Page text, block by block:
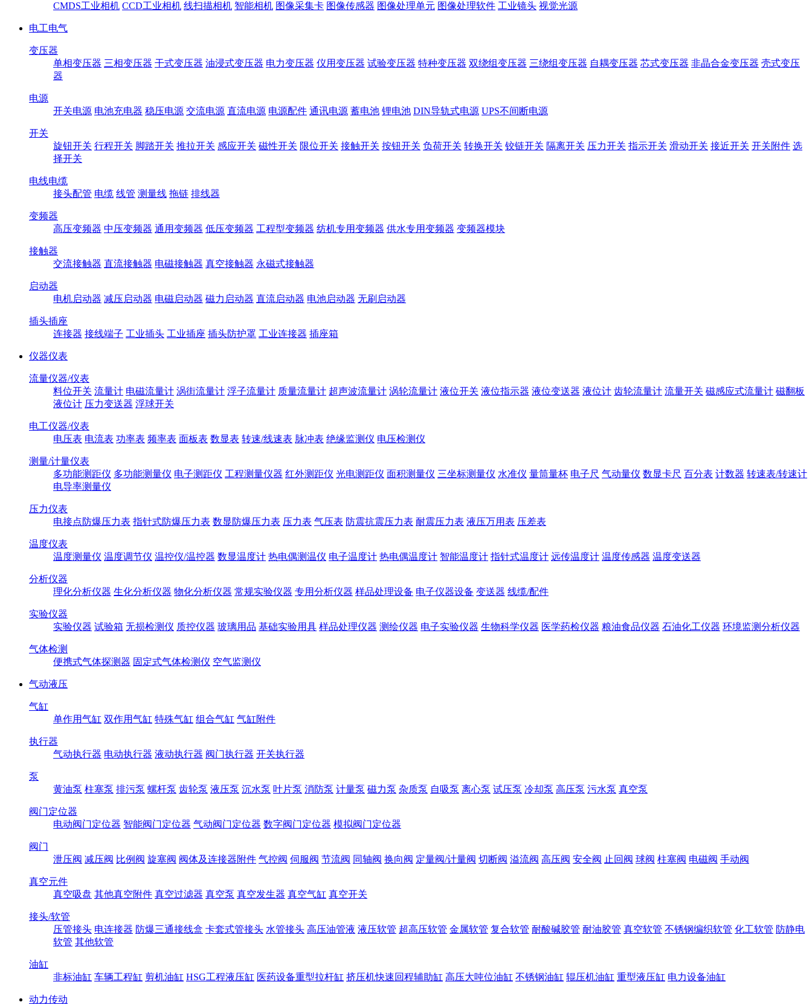
CMDS工业相机 CCD工业相机 线扫描相机 智能相机 图像采集卡 图像传感器 图像处理单元 图像处理软件 工业镜头 视觉光源
电工电气
变压器
单相变压器 三相变压器 干式变压器 油浸式变压器 电力变压器 仪用变压器 试验变压器 特种变压器 双绕组变压器 三绕组变压器 自耦变压器 芯式变压器 非晶合金变压器 壳式变压
器
电源
开关电源 电池充电器 稳压电源 交流电源 直流电源 电源配件 通讯电源 蓄电池 锂电池 DIN导轨式电源 UPS不间断电源
开关
旋钮开关 行程开关 脚踏开关 推拉开关 感应开关 磁性开关 限位开关 接触开关 按钮开关 负荷开关 转换开关 铰链开关 隔离开关 压力开关 指示开关 滑动开关 接近开关 开关附件 选
择开关
电线电缆
接头配管 电缆 线管 测量线 拖链 排线器
变频器
高压变频器 中压变频器 通用变频器 低压变频器 工程型变频器 纺机专用变频器 供水专用变频器 变频器模块
接触器
交流接触器 直流接触器 电磁接触器 真空接触器 永磁式接触器
启动器
电机启动器 减压启动器 电磁启动器 磁力启动器 直流启动器 电池启动器 无刷启动器
插头插座
连接器 接线端子 工业插头 工业插座 插头防护罩 工业连接器 插座箱
仪器仪表
流量仪器/仪表
料位开关 流量计 电磁流量计 涡街流量计 浮子流量计 质量流量计 超声波流量计 涡轮流量计 液位开关 液位指示器 液位变送器 液位计 齿轮流量计 流量开关 磁感应式流量计 磁翻板
液位计 压力变送器 浮球开关
电工仪器/仪表
电压表 电流表 功率表 频率表 面板表 数显表 转速/线速表 脉冲表 绝缘监测仪 电压检测仪
测量/计量仪表
多功能测距仪 多功能测量仪 电子测距仪 工程测量仪器 红外测距仪 光电测距仪 面积测量仪 三坐标测量仪 水准仪 量筒量杯 电子尺 气动量仪 数显卡尺 百分表 计数器 转速表/转速计
电导率测量仪
压力仪表
电接点防爆压力表 指针式防爆压力表 数显防爆压力表 压力表 气压表 防震抗震压力表 耐震压力表 液压万用表 压差表
温度仪表
温度测量仪 温度调节仪 温控仪/温控器 数显温度计 热电偶测温仪 电子温度计 热电偶温度计 智能温度计 指针式温度计 远传温度计 温度传感器 温度变送器
分析仪器
理化分析仪器 生化分析仪器 物化分析仪器 常规实验仪器 专用分析仪器 样品处理设备 电子仪器设备 变送器 线缆/配件
实验仪器
实验仪器 试验箱 无损检测仪 质控仪器 玻璃用品 基础实验用具 样品处理仪器 测绘仪器 电子实验仪器 生物科学仪器 医学药检仪器 粮油食品仪器 石油化工仪器 环境监测分析仪器
气体检测
便携式气体探测器 固定式气体检测仪 空气监测仪
气动液压
气缸
单作用气缸 双作用气缸 特殊气缸 组合气缸 气缸附件
执行器
气动执行器 电动执行器 液动执行器 阀门执行器 开关执行器
泵
黄油泵 柱塞泵 排污泵 螺杆泵 齿轮泵 液压泵 沉水泵 叶片泵 消防泵 计量泵 磁力泵 杂质泵 自吸泵 离心泵 试压泵 冷却泵 高压泵 污水泵 真空泵
阀门定位器
电动阀门定位器 智能阀门定位器 气动阀门定位器 数字阀门定位器 模拟阀门定位器
阀门
泄压阀 减压阀 比例阀 旋塞阀 阀体及连接器附件 气控阀 伺服阀 节流阀 同轴阀 换向阀 定量阀/计量阀 切断阀 溢流阀 高压阀 安全阀 止回阀 球阀 柱塞阀 电磁阀 手动阀
真空元件
真空吸盘 其他真空附件 真空过滤器 真空泵 真空发生器 真空气缸 真空开关
接头/软管
压管接头 电连接器 防爆三通接线盒 卡套式管接头 水管接头 高压油管液 液压软管 超高压软管 金属软管 复合软管 耐酸碱胶管 耐油胶管 真空软管 不锈钢编织软管 化工软管 防静电
软管 其他软管
油缸
非标油缸 车辆工程缸 剪机油缸 HSG工程液压缸 医药设备重型拉杆缸 挤压机快速回程辅助缸 高压大吨位油缸 不锈钢油缸 辊压机油缸 重型液压缸 电力设备油缸
动力传动